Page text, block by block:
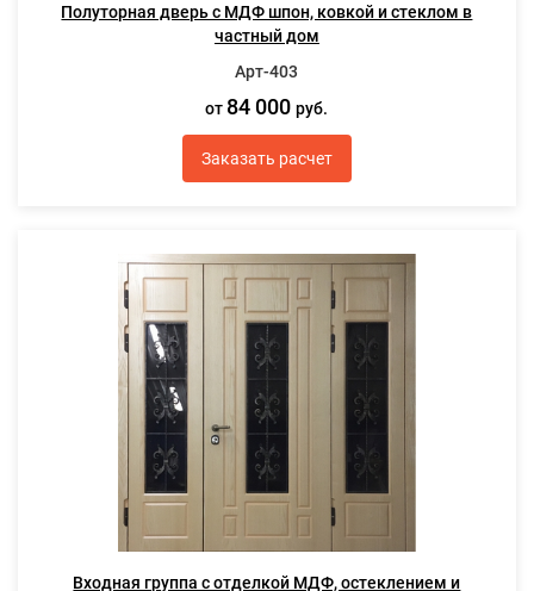
Полуторная дверь с МДФ шпон, ковкой и стеклом в
частный дом
Арт-403
от 84 000руб.
Заказать расчет
Входная группа с отделкой МДФ, остеклением и